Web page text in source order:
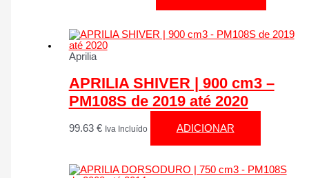
Aprilia
APRILIA SHIVER | 900 cm3 –
PM108S de 2019 até 2020
99.63 € Iva Incluído ADICIONAR